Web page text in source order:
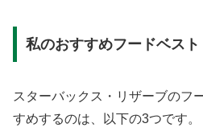
私のおすすめフードベスト
スターバックス・リザーブのフ
すめするのは、以下の3つです。